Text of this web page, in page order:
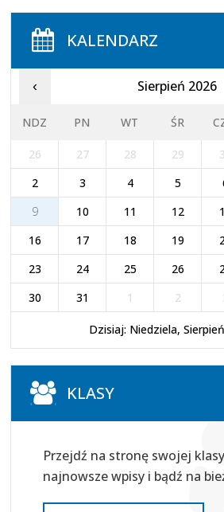
KALENDARZ
‹ Sierpień 2026
NDZ PN WT ŚR
26 27 28 29
2
3 4 5
9
10 11 12
16
17 18 19
23
24 25 26
30
31 1 2
Dzisiaj: Niedziela,
KLASY
Przejdź na stronę swojej
najnowsze wpisy i bądź na